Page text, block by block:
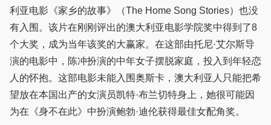
利亚电影《家乡的故事》（The Home Song Stories）也没
有入围。该片在刚刚评出的澳大利亚电影学院奖中得到了8
个大奖，成为当年该奖的大赢家。在这部由托尼·艾尔斯导
演的电影中，陈冲扮演的中年女子摆脱家庭，投入到年轻恋
人的怀抱。这部电影未能入围奥斯卡，澳大利亚人只能把希
望放在本国出产的女演员凯特·布兰切特身上，她很可能因
为在《身不在此》中扮演鲍勃·迪伦获得最佳女配角奖。